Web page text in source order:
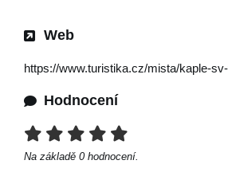
Web
https://www.turistika.cz/mista/kaple-
Hodnocení
Na základě 0 hodnocení.